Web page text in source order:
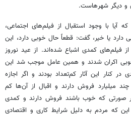
و دیگر شهرهاست.
با وجود استقبال از فیلم‌های اجتماعی،
دارد یا خیر، گفت: قطعاً حال خوبی دارد، این
فیلم‌های کمدی اشباع شده‌اند. از عید نوروز
اکران شدند و همین عامل موجب شد این
کنار این آثار کم‌تعداد بودند و اگر اجازه
میلیارد فروش دارند و اقبال از آن‌ها کم
صورتی که خوب باشند فروش دارند و کمدی
مردم به دلیل شرایط کاری و اقتصادی